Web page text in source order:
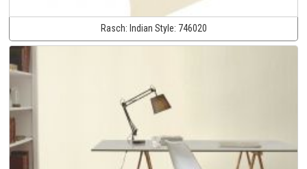
Rasch: Indian Style: 746020